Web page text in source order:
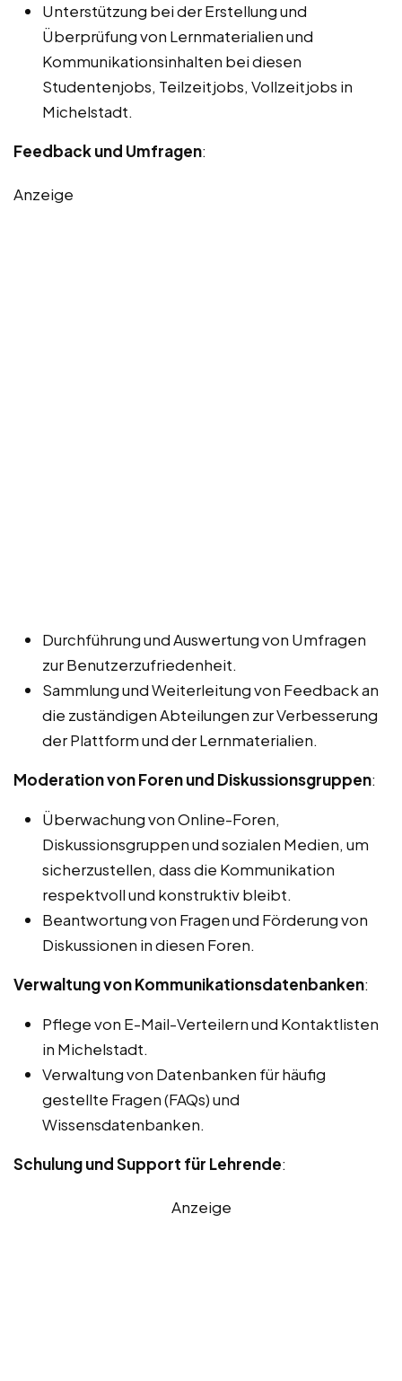
Unterstützung bei der Erstellung und
Überprüfung von Lernmaterialien und
Kommunikationsinhalten bei diesen
Studentenjobs, Teilzeitjobs, Vollzeitjobs in
Michelstadt.
Feedback und Umfragen:
Anzeige
Durchführung und Auswertung von Umfragen
zur Benutzerzufriedenheit.
Sammlung und Weiterleitung von Feedback an
die zuständigen Abteilungen zur Verbesserung
der Plattform und der Lernmaterialien.
Moderation von Foren und Diskussionsgruppen:
Überwachung von Online-Foren,
Diskussionsgruppen und sozialen Medien, um
sicherzustellen, dass die Kommunikation
respektvoll und konstruktiv bleibt.
Beantwortung von Fragen und Förderung von
Diskussionen in diesen Foren.
Verwaltung von Kommunikationsdatenbanken:
Pflege von E-Mail-Verteilern und Kontaktlisten
in Michelstadt.
Verwaltung von Datenbanken für häufig
gestellte Fragen (FAQs) und
Wissensdatenbanken.
Schulung und Support für Lehrende:
Anzeige